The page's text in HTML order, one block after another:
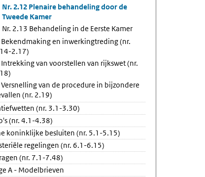
Nr. 2.12 Plenaire behandeling door de
Tweede Kamer
Nr. 2.13 Behandeling in de Eerste Kamer
Bekendmaking en inwerkingtreding (nr.
2.17)
Intrekking van voorstellen van rijkswet (nr.
Versnelling van de procedure in bijzondere
(nr. 2.19)
(nr. 3.1-3.30)
(nr. 4.1-4.38)
koninklijke besluiten (nr. 5.1-5.15)
regelingen (nr. 6.1-6.15)
(nr. 7.1-7.48)
A - Modelbrieven